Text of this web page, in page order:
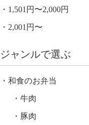
1,501円〜2,000円
2,001円〜
ジャンルで選ぶ
和食のお弁当
牛肉
豚肉